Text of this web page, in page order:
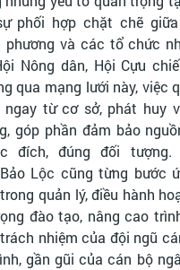
phối hợp chặt chẽ giữa
phương và các tổ chức
Nông dân, Hội Cựu
qua mạng lưới này, việc
ngay từ cơ sở, phát huy
góp phần đảm bảo
đích, đúng đối
Bảo Lộc cũng từng bước
quản lý, điều hành
đào tạo, nâng cao
nhiệm của đội ngũ
gần gũi của cán bộ